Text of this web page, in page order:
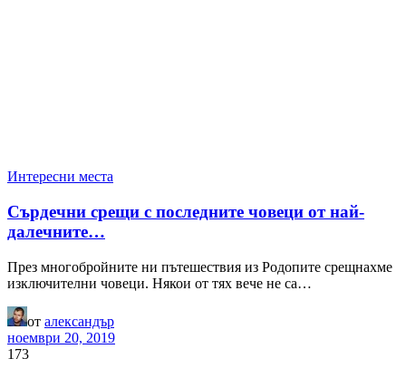
Интересни места
Сърдечни срещи с последните човеци от най-
далечните…
През многобройните ни пътешествия из Родопите срещнахме
изключителни човеци. Някои от тях вече не са…
от александър
ноември 20, 2019
173